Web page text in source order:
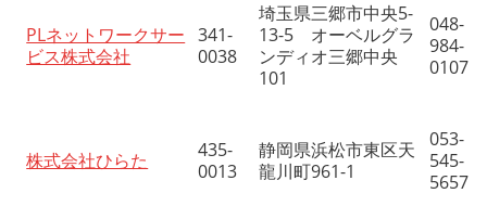
PLネットワークサー
ビス株式会社
341-
0038
埼玉県三郷市中央5-
13-5 オーベルグラ
ンディオ三郷中央
101
048-
984-
0107
株式会社ひらた
435-
0013
静岡県浜松市東区天
龍川町961-1
053-
545-
5657